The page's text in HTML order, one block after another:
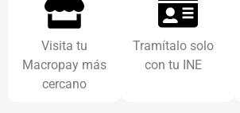
Visita tu
Macropay más
cercano
Tramítalo solo
con tu INE